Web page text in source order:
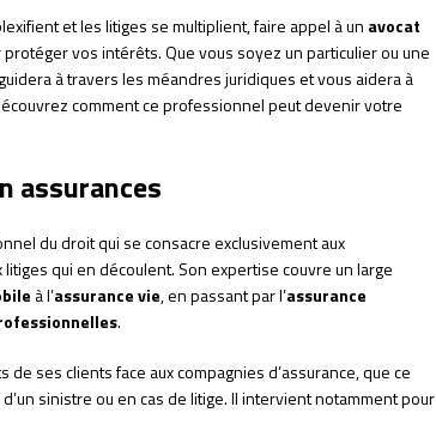
et les litiges se multiplient, faire appel à un avocat
protéger vos intérêts. Que vous soyez un particulier ou une
à travers les méandres juridiques et vous aidera à
comment ce professionnel peut devenir votre
assurances
du droit qui se consacre exclusivement aux
qui en découlent. Son expertise couvre un large
à l’assurance vie, en passant par l’assurance
.
ses clients face aux compagnies d’assurance, que ce
sinistre ou en cas de litige. Il intervient notamment pour